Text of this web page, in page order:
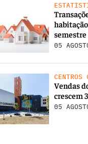
semestre
05
CENTROS
Vendas
crescem
05